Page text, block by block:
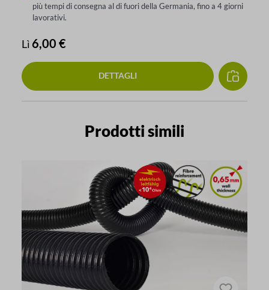
più tempi di consegna al di fuori della Germania, fino a 4 giorni
lavorativi.
Prezzo normale:
Lì 6,00 €
DETTAGLI
Prodotti simili